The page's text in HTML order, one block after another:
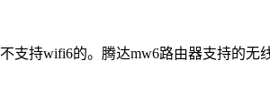
持wifi6的。腾达mw6路由器支持的无